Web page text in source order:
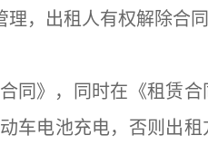
理，出租人有权解除合同
》，同时在《租赁合
车电池充电，否则出租